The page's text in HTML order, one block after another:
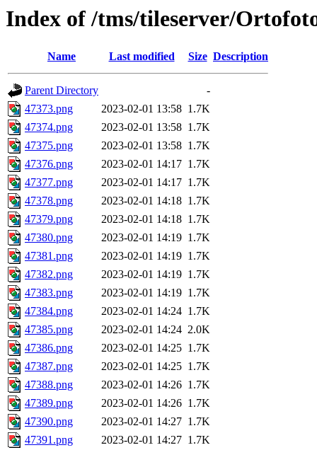
Index of /tms/tileserver/
Name Last modified Size Description
Parent Directory
-
47373.png
2023-02-01 13:58 1.7K
47374.png
2023-02-01 13:58 1.7K
47375.png
2023-02-01 13:58 1.7K
47376.png
2023-02-01 14:17 1.7K
47377.png
2023-02-01 14:17 1.7K
47378.png
2023-02-01 14:18 1.7K
47379.png
2023-02-01 14:18 1.7K
47380.png
2023-02-01 14:19 1.7K
47381.png
2023-02-01 14:19 1.7K
47382.png
2023-02-01 14:19 1.7K
47383.png
2023-02-01 14:19 1.7K
47384.png
2023-02-01 14:24 1.7K
47385.png
2023-02-01 14:24 2.0K
47386.png
2023-02-01 14:25 1.7K
47387.png
2023-02-01 14:25 1.7K
47388.png
2023-02-01 14:26 1.7K
47389.png
2023-02-01 14:26 1.7K
47390.png
2023-02-01 14:27 1.7K
47391.png
2023-02-01 14:27 1.7K